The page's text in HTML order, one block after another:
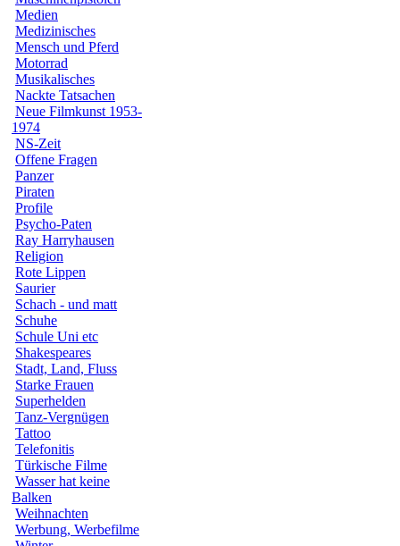
Medien
Medizinisches
Mensch und Pferd
Motorrad
Musikalisches
Nackte Tatsachen
Neue Filmkunst 1953-
1974
NS-Zeit
Offene Fragen
Panzer
Piraten
Profile
Psycho-Paten
Ray Harryhausen
Religion
Rote Lippen
Saurier
Schach - und matt
Schuhe
Schule Uni etc
Shakespeares
Stadt, Land, Fluss
Starke Frauen
Superhelden
Tanz-Vergnügen
Tattoo
Telefonitis
Türkische Filme
Wasser hat keine
Balken
Weihnachten
Werbung, Werbefilme